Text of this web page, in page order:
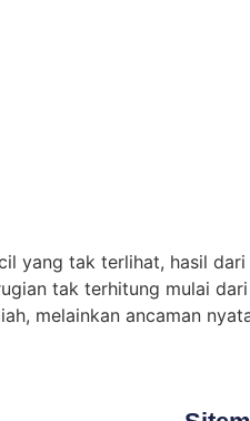
yang tak terlihat, hasil
tak terhitung mulai
melainkan ancaman